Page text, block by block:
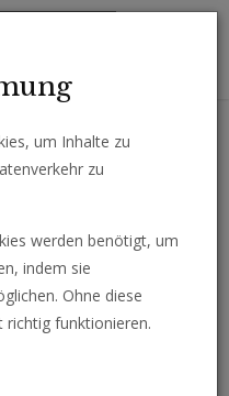
und Nachrichten
um Inhalte zu
zu
werden benötigt, um
indem sie
Ohne diese
richtig funktionieren.